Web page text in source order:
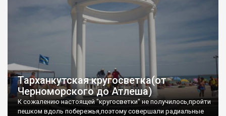
Тарханкутская кругосветка(от
Черноморского до Атлеша)
К сожалению настоящей "кругосветки" не получилось,пройти
пешком вдоль побережья,поэтому совершали радиальные